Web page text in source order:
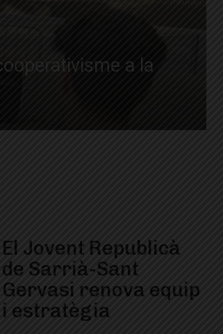
a la
El Jovent Republicà
de Sarrià-Sant
Gervasi renova equip
i estratègia